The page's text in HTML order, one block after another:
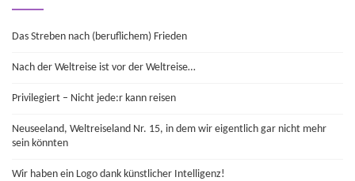
Das Streben nach (beruflichem) Frieden
Nach der Weltreise ist vor der Weltreise…
Privilegiert – Nicht jede:r kann reisen
Neuseeland, Weltreiseland Nr. 15, in dem wir eigentlich gar nicht mehr
sein könnten
Wir haben ein Logo dank künstlicher Intelligenz!